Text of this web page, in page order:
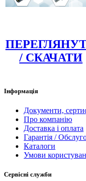
/ СКАЧАТИ
Інформація
Документи,
Про компанію
Доставка і оплата
Гарантія /
Каталоги
Умови
Сервісні служби